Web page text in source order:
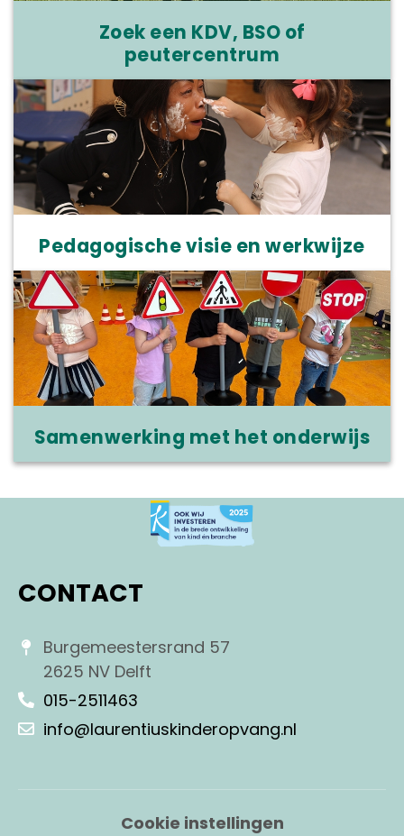
Zoek een KDV, BSO of
peutercentrum
Pedagogische visie en werkwijze
Samenwerking met het onderwijs
CONTACT
Burgemeestersrand 57
2625 NV Delft
015-2511463
info@laurentiuskinderopvang.nl
Cookie instellingen